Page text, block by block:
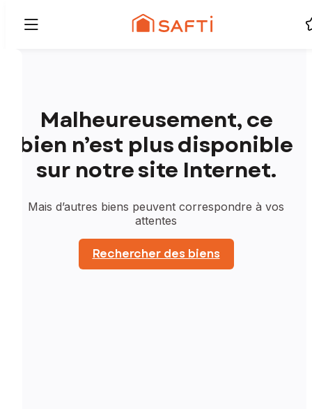
Malheureusement, ce
bien n’est plus disponible
sur notre site Internet.
Mais d’autres biens peuvent correspondre à vos
attentes
Rechercher des biens